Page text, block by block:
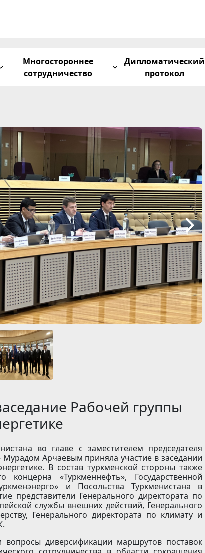
Многостороннее
сотрудничество
Дипломатический
протокол
Рабочей группы
во главе с заместителем председателя
Мурадом Арчаевым приняла участие в заседании
В состав туркменской стороны также
концерна «Туркменнефть», Государственной
и Посольства Туркменистана в
представители Генерального директората по
службы внешних действий, Генерального
Генерального директората по климату и
вопросы диверсификации маршрутов поставок